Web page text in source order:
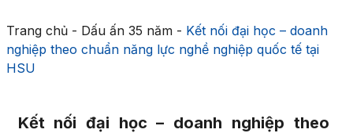
Trang chủ- Dấu ấn 35 năm- Kết nối đại học – doanh
nghiệp theo chuẩn năng lực nghề nghiệp quốc tế tại
HSU
Kết nối đại học – doanh nghiệp theo